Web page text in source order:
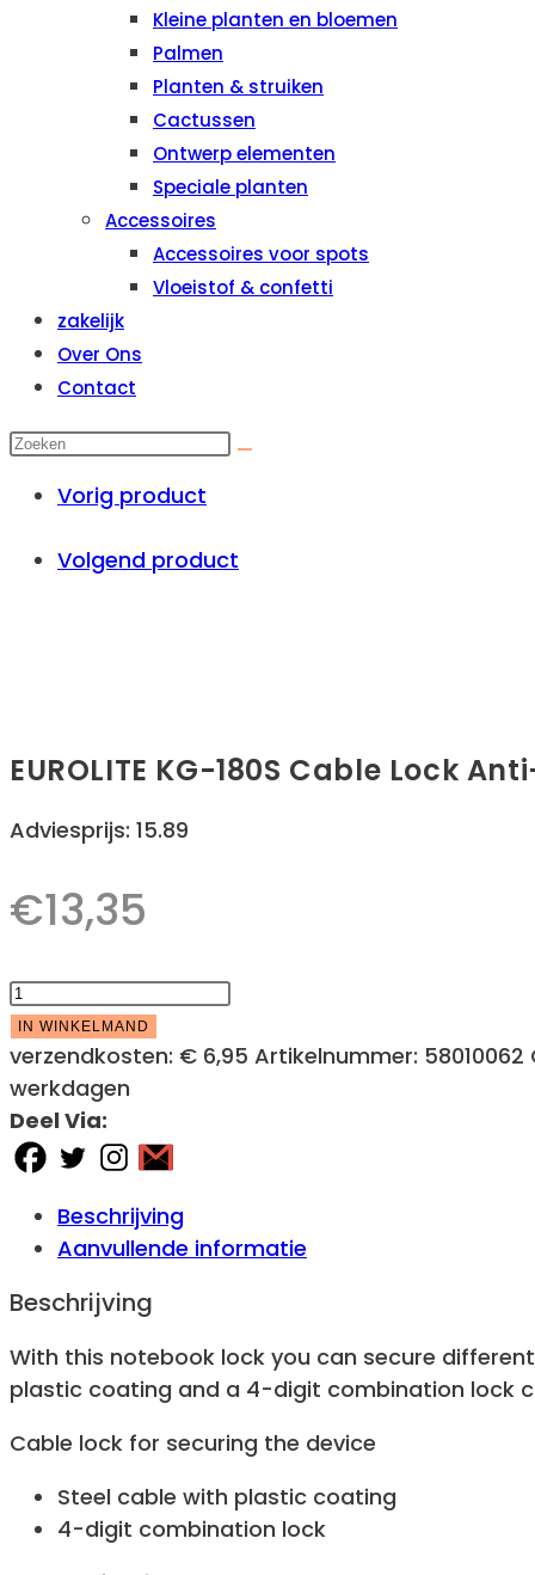
Kleine planten en bloemen
Palmen
Planten & struiken
Cactussen
Ontwerp elementen
Speciale planten
Accessoires
Accessoires voor spots
Vloeistof & confetti
zakelijk
Over Ons
Contact
Vorig product
Volgend product
EUROLITE KG-180S Cable Lock
Adviesprijs: 15.89
€13,35
EUROLITE
KG-
180S
Cable
Lock
Anti-
theft
Protection
with
Lock
aantal
IN WINKELMAND
verzendkosten: € 6,95 Artikelnummer: 58010062
werkdagen
Deel Via:
Beschrijving
Aanvullende informatie
Beschrijving
With this notebook lock you can secure
plastic coating and a 4-digit combination lock
Cable lock for securing the device
Steel cable with plastic coating
4-digit combination lock